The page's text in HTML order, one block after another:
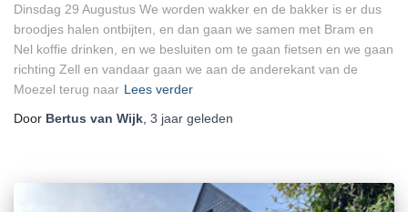
Dinsdag 29 Augustus We worden wakker en de bakker is er dus
broodjes halen ontbijten, en dan gaan we samen met Bram en
Nel koffie drinken, en we besluiten om te gaan fietsen en we gaan
richting Zell en vandaar gaan we aan de anderekant van de
Moezel terug naar Lees verder
Door Bertus van Wijk 3 jaar geleden